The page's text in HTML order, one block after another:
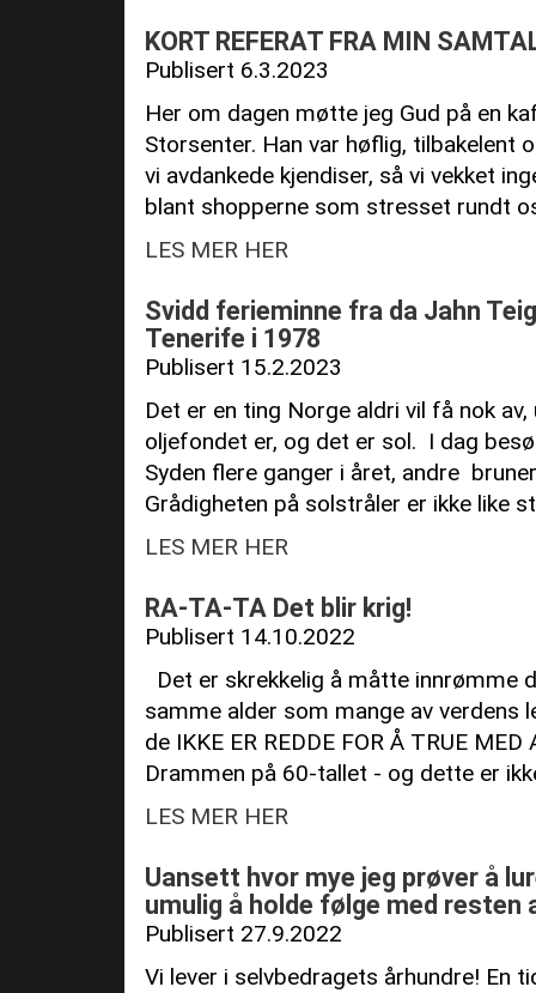
KORT REFERAT FRA MIN
Publisert 6.3.2023
Her om dagen møtte jeg Gud på en
Storsenter. Han var høflig, tilbakelent
vi avdankede kjendiser, så vi vekket
blant shopperne som stresset rundt
LES MER HER
Svidd ferieminne fra da Jahn
Tenerife i 1978
Publisert 15.2.2023
Det er en ting Norge aldri vil få nok
oljefondet er, og det er sol. I dag
Syden flere ganger i året, andre
Grådigheten på solstråler er ikke like
LES MER HER
RA-TA-TA Det blir krig!
Publisert 14.10.2022
Det er skrekkelig å måtte innrømme
samme alder som mange av verdens
de IKKE ER REDDE FOR Å TRUE
Drammen på 60-tallet - og dette er
LES MER HER
Uansett hvor mye jeg prøver å
umulig å holde følge med resten
Publisert 27.9.2022
Vi lever i selvbedragets århundre! En